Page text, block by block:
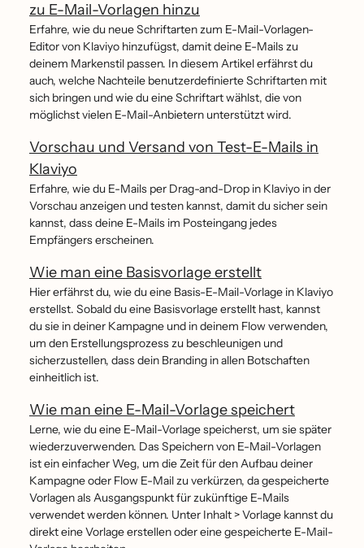
zu E-Mail-Vorlagen hinzu
Erfahre, wie du neue Schriftarten zum E-Mail-Vorlagen-
Editor von Klaviyo hinzufügst, damit deine E-Mails zu
deinem Markenstil passen. In diesem Artikel erfährst du
auch, welche Nachteile benutzerdefinierte Schriftarten mit
sich bringen und wie du eine Schriftart wählst, die von
möglichst vielen E-Mail-Anbietern unterstützt wird.
Vorschau und Versand von Test-E-Mails in
Klaviyo
Erfahre, wie du E-Mails per Drag-and-Drop in Klaviyo in der
Vorschau anzeigen und testen kannst, damit du sicher sein
kannst, dass deine E-Mails im Posteingang jedes
Empfängers erscheinen.
Wie man eine Basisvorlage erstellt
Hier erfährst du, wie du eine Basis-E-Mail-Vorlage in Klaviyo
erstellst. Sobald du eine Basisvorlage erstellt hast, kannst
du sie in deiner Kampagne und in deinem Flow verwenden,
um den Erstellungsprozess zu beschleunigen und
sicherzustellen, dass dein Branding in allen Botschaften
einheitlich ist.
Wie man eine E-Mail-Vorlage speichert
Lerne, wie du eine E-Mail-Vorlage speicherst, um sie später
wiederzuverwenden. Das Speichern von E-Mail-Vorlagen
ist ein einfacher Weg, um die Zeit für den Aufbau deiner
Kampagne oder Flow E-Mail zu verkürzen, da gespeicherte
Vorlagen als Ausgangspunkt für zukünftige E-Mails
verwendet werden können. Unter Inhalt > Vorlage kannst du
direkt eine Vorlage erstellen oder eine gespeicherte E-Mail-